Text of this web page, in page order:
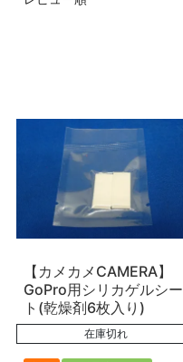
【カメカメCAMERA】
GoPro用シリカゲルシー
ト(乾燥剤6枚入り)
在庫切れ